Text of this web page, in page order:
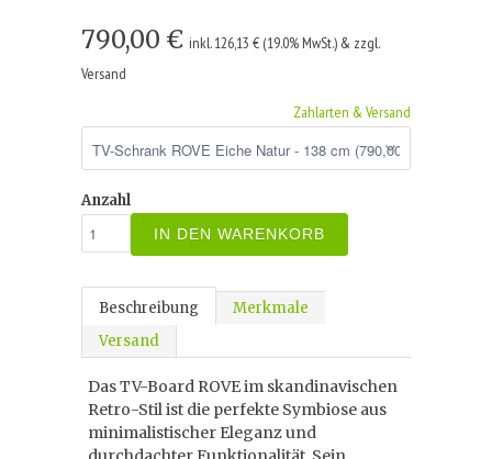
790,00 € inkl. 126,13 € (19.0% MwSt.) & zzgl.
Versand
Zahlarten & Versand
Anzahl
IN DEN WARENKORB
Beschreibung
Merkmale
Versand
Das TV-Board ROVE im skandinavischen
Retro-Stil ist die perfekte Symbiose aus
minimalistischer Eleganz und